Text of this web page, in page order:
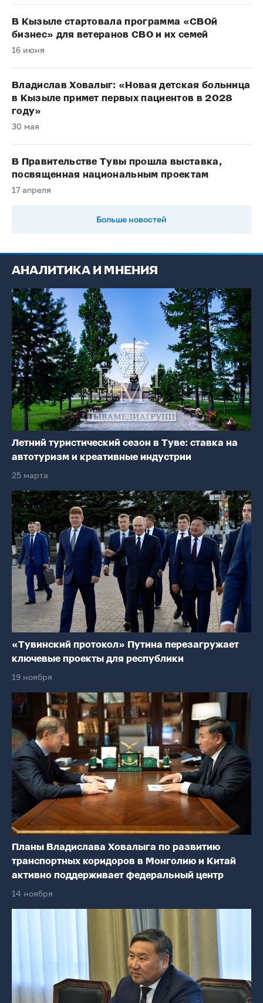
В Кызыле стартовала программа «СВОй
бизнес» для ветеранов СВО и их семей
16 июня
Владислав Ховалыг: «Новая детская больница
в Кызыле примет первых пациентов в 2028
году»
30 мая
В Правительстве Тувы прошла выставка,
посвященная национальным проектам
17 апреля
Больше новостей
АНАЛИТИКА И МНЕНИЯ
Летний туристический сезон в Туве: ставка на
автотуризм и креативные индустрии
25 марта
«Тувинский протокол» Путина перезагружает
ключевые проекты для республики
19 ноября
Планы Владислава Ховалыга по развитию
транспортных коридоров в Монголию и Китай
активно поддерживает федеральный центр
14 ноября